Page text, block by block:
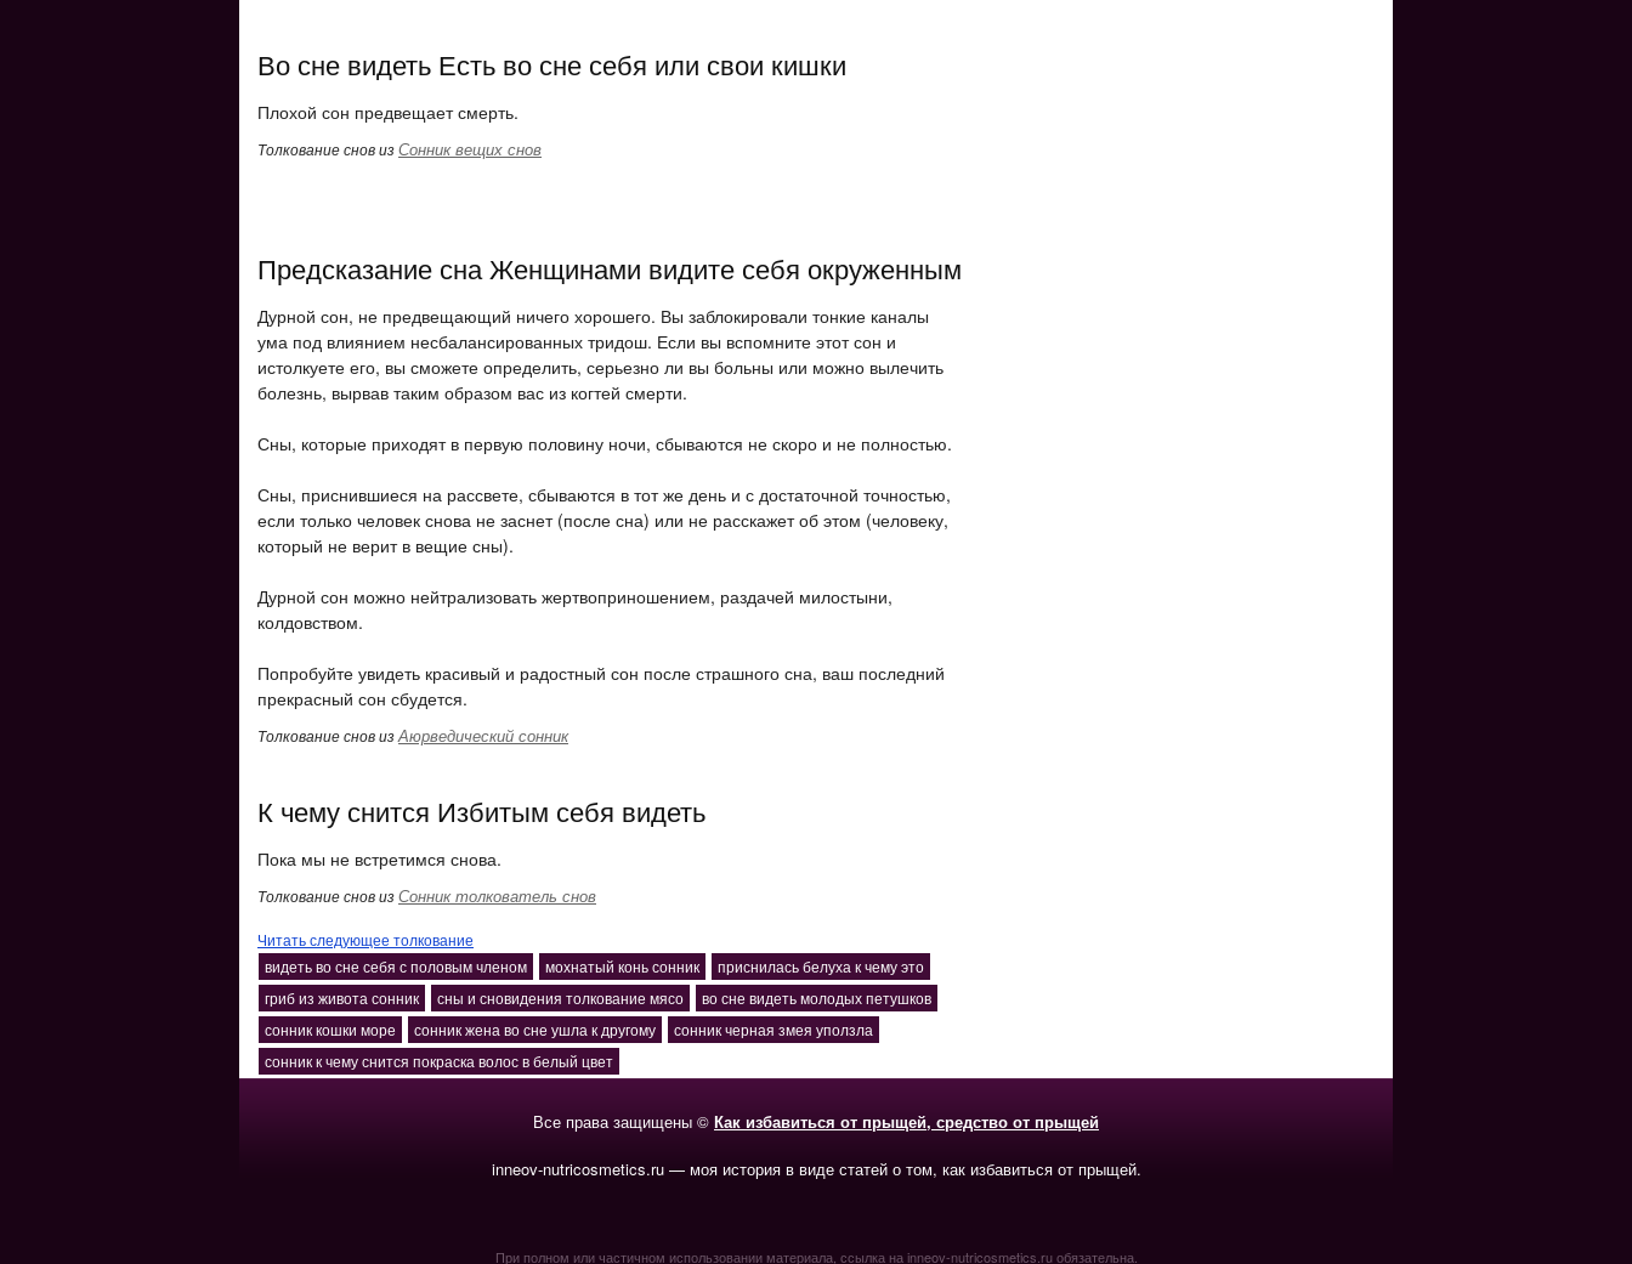
Во сне видеть Есть во сне себя или свои кишки
Плохой сон предвещает смерть.
Толкование снов изСонник вещих снов
Предсказание сна Женщинами видите себя окруженным
Дурной сон, не предвещающий ничего хорошего. Вы заблокировали тонкие каналы
ума под влиянием несбалансированных тридош. Если вы вспомните этот сон и
истолкуете его, вы сможете определить, серьезно ли вы больны или можно вылечить
болезнь, вырвав таким образом вас из когтей смерти.
Сны, которые приходят в первую половину ночи, сбываются не скоро и не полностью.
Сны, приснившиеся на рассвете, сбываются в тот же день и с достаточной точностью,
если только человек снова не заснет (после сна) или не расскажет об этом (человеку,
который не верит в вещие сны).
Дурной сон можно нейтрализовать жертвоприношением, раздачей милостыни,
колдовством.
Попробуйте увидеть красивый и радостный сон после страшного сна, ваш последний
прекрасный сон сбудется.
Толкование снов изАюрведический сонник
К чему снится Избитым себя видеть
Пока мы не встретимся снова.
Толкование снов изСонник толкователь снов
Читать следующее толкование
видеть во сне себя с половым членом
мохнатый конь сонник
приснилась белуха к чему это
гриб из живота сонник
сны и сновидения толкование мясо
во сне видеть молодых петушков
сонник кошки море
сонник жена во сне ушла к другому
сонник черная змея уползла
сонник к чему снится покраска волос в белый цвет
Все права защищены © Как избавиться от прыщей, средство от прыщей
inneov-nutricosmetics.ru — моя история в виде статей о том, как избавиться от прыщей.
При полном или частичном использовании материала, ссылка на inneov-nutricosmetics.ru обязательна.